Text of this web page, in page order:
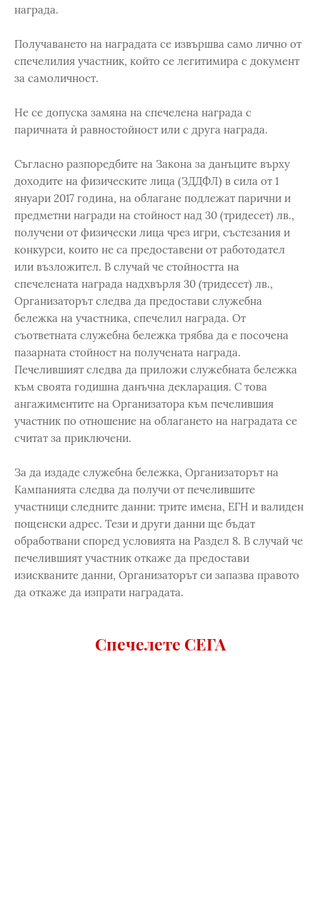
награда.
Получаването на наградата се извършва само лично от
спечелилия участник, който се легитимира с документ
за самоличност.
Не се допуска замяна на спечелена награда с
паричната ѝ равностойност или с друга награда.
Съгласно разпоредбите на Закона за данъците върху
доходите на физическите лица (ЗДДФЛ) в сила от 1
януари 2017 година, на облагане подлежат парични и
предметни награди на стойност над 30 (тридесет) лв.,
получени от физически лица чрез игри, състезания и
конкурси, които не са предоставени от работодател
или възложител. В случай че стойността на
спечелената награда надхвърля 30 (тридесет) лв.,
Организаторът следва да предостави служебна
бележка на участника, спечелил награда. От
съответната служебна бележка трябва да е посочена
пазарната стойност на получената награда.
Печелившият следва да приложи служебната бележка
към своята годишна данъчна декларация. С това
ангажиментите на Организатора към печелившия
участник по отношение на облагането на наградата се
считат за приключени.
За да издаде служебна бележка, Организаторът на
Кампанията следва да получи от печелившите
участници следните данни: трите имена, ЕГН и валиден
пощенски адрес. Тези и други данни ще бъдат
обработвани според условията на Раздел 8. В случай че
печелившият участник откаже да предостави
изискваните данни, Организаторът си запазва правото
да откаже да изпрати наградата.
Спечелете СЕГА